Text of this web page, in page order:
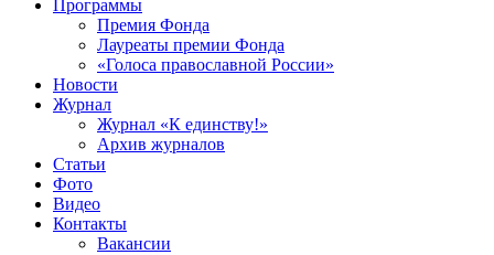
Программы
Премия Фонда
Лауреаты премии Фонда
«Голоса православной России»
Новости
Журнал
Журнал «К единству!»
Архив журналов
Статьи
Фото
Видео
Контакты
Вакансии